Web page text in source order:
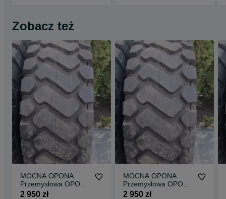
Zobacz też
MOCNA OPONA
Przemysłowa OPONA
20,5-25 / 20.5-25 /
2 950 zł
MOCNA OPONA
Przemysłowa OPONA
20,5-25 / 20.5-25 /
2 950 zł